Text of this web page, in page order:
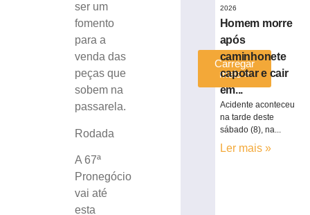
ser um
fomento
para a
venda das
peças que
sobem na
passarela.
Rodada
A 67ª
Pronegócio
vai até
esta
mais
Carregar
mais »
2026
Homem morre
após
caminhonete
capotar e cair
em...
Acidente aconteceu
na tarde deste
sábado (8), na...
Ler mais »